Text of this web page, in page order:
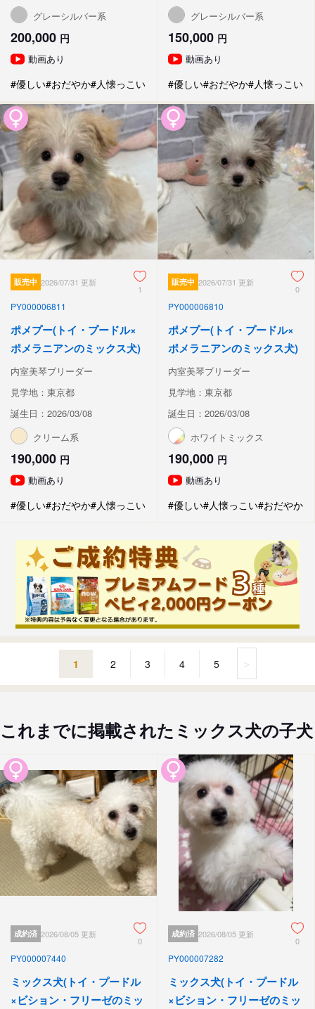
グレーシルバー系
200,000 円
動画あり
#優しい#おだやか#人懐っこい
グレーシルバー系
150,000 円
動画あり
#優しい#おだやか#人懐っこい
販売中 2026/07/31 更新
1
PY000006811
ポメプー(トイ・プードル×
ポメラニアンのミックス犬)
内室美琴ブリーダー
見学地：東京都
誕生日：2026/03/08
クリーム系
190,000 円
動画あり
#優しい#おだやか#人懐っこい
販売中 2026/07/31 更新
0
PY000006810
ポメプー(トイ・プードル×
ポメラニアンのミックス犬)
内室美琴ブリーダー
見学地：東京都
誕生日：2026/03/08
ホワイトミックス
190,000 円
動画あり
#優しい#人懐っこい#おだやか
1 2 3 4 5 ＞
これまでに掲載されたミックス犬の子犬
成約済 2026/08/05 更新
0
PY000007440
ミックス犬(トイ・プードル
×ビション・フリーゼのミッ
成約済 2026/08/05 更新
0
PY000007282
ミックス犬(トイ・プードル
×ビション・フリーゼのミッ